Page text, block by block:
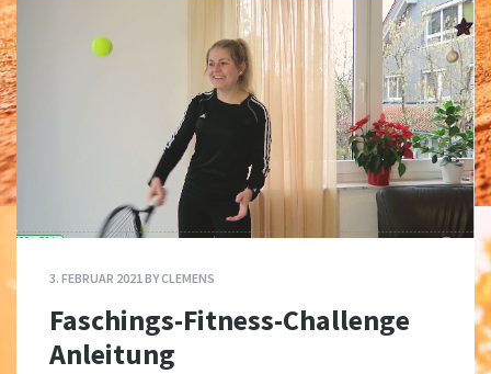
3. FEBRUAR 2021BYCLEMENS
Faschings-Fitness-Challenge
Anleitung